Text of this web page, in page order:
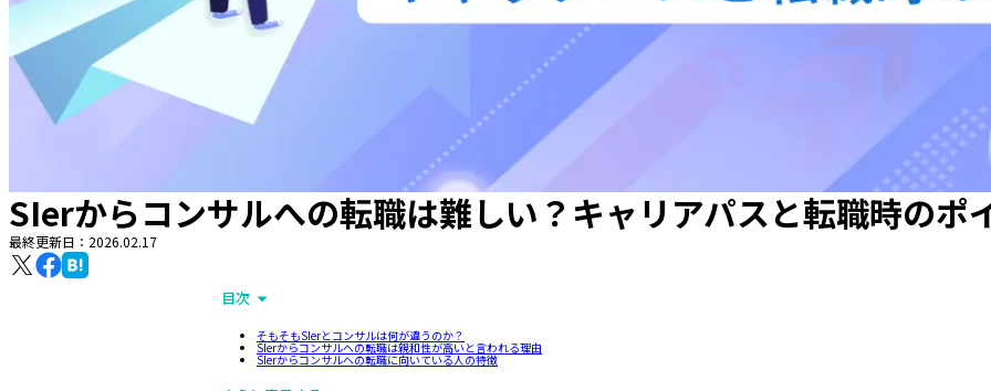
SIerからコンサルへの転職は難しい？キャリアパスと転職時のポ
最終更新日： 2026.02.17
目次
そもそもSIerとコンサルは何が違うのか？
SIerからコンサルへの転職は親和性が高いと言われる理由
SIerからコンサルへの転職に向いている人の特徴